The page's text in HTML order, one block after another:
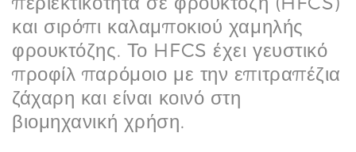
και σιρόπι καλαμποκιού χαμηλής
φρουκτόζης. Το HFCS έχει γευστικό
προφίλ παρόμοιο με την επιτραπέζια
ζάχαρη και είναι κοινό στη
βιομηχανική χρήση.